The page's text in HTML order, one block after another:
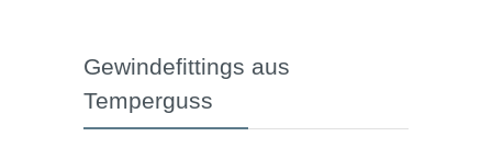
Gewindefittings aus
Temperguss